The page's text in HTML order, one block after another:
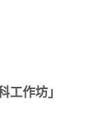
工作坊」